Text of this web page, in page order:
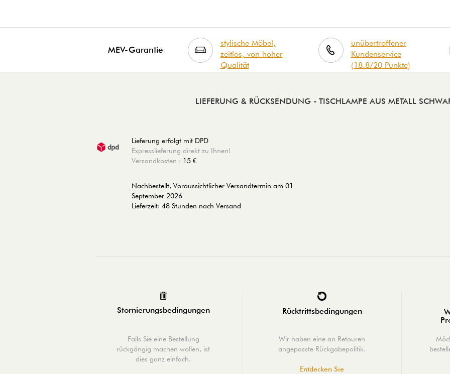
MEV-Garantie
stylische Möbel,
zeitlos, von hoher
Qualität
unübertroffener
Kundenservice
(18.8/20 Punkte)
LIEFERUNG & RÜCKSENDUNG - TISCHLAMPE AUS METALL
Lieferung erfolgt mit DPD
Expresslieferung direkt zu Ihnen!
Versandkosten : 15 €
Nachbestellt, Voraussichtlicher Versandtermin am 01
September 2026
Lieferzeit: 48 Stunden nach Versand
Stornierungsbedingungen
Falls Sie eine Bestellung
rückgängig machen wollen, ist
dies ganz einfach.
Rücktrittsbedingungen
Wir haben eine an Retouren
angepasste Rückgabepolitik.
Entdecken Sie